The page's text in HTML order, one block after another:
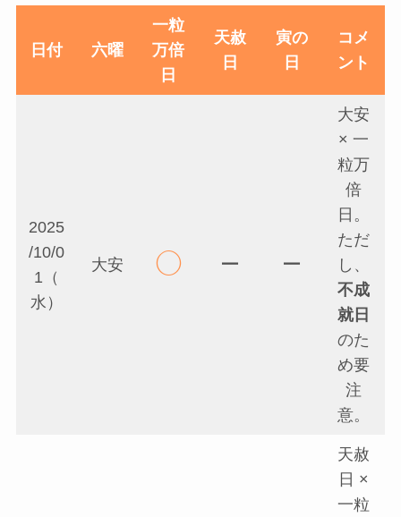
日付 六曜
一粒
万倍
日
天赦
日
寅の
日
コメ
ント
2025
/10/0
1（
水）
大安 ◯ ー ー
大安
× 一
粒万
倍
日。
ただ
し、
不成
就日
のた
め要
注
意。
天赦
日 ×
一粒